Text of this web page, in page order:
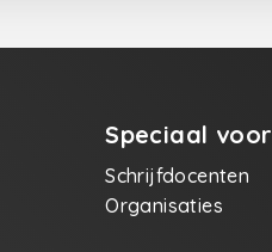
Speciaal voor
Schrijfdocenten
Organisaties